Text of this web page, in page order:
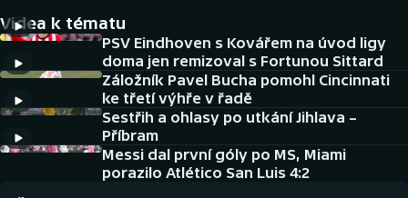
DALŠÍ SPORTY
Americký fotbal
Baseball a softbal
NEPŘEHLÉDNĚTE
Historické návraty
Videa k tématu
PSV Eindhoven s Kovářem na úvod ligy
doma jen remizoval s Fortunou Sittard
Záložník Pavel Bucha pomohl Cincinnati
ke třetí výhře v řadě
Sestřih a ohlasy po utkání Jihlava –
Příbram
Messi dal první góly po MS, Miami
porazilo Atlético San Luis 4:2